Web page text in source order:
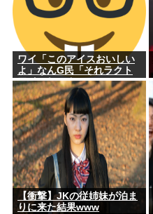
ワイ「このアイスおいしい
よ」なんG民「それラクト
アイスじゃん」
【衝撃】JKの従姉妹が泊ま
りに来た結果www